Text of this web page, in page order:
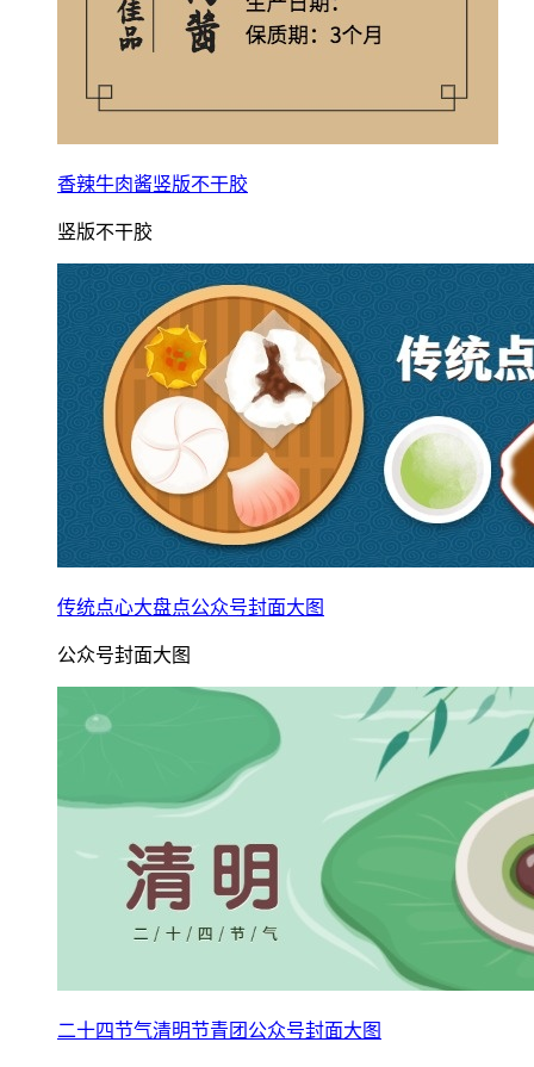
香辣牛肉酱竖版不干胶
竖版不干胶
传统点心大盘点公众号封面大图
公众号封面大图
二十四节气清明节青团公众号封面大图